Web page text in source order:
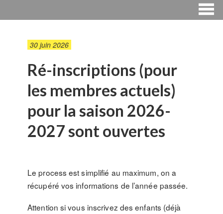
30 juin 2026
Ré-inscriptions (pour
les membres actuels)
pour la saison 2026-
2027 sont ouvertes
Le process est simplifié au maximum, on a
récupéré vos informations de l’année passée.
Attention si vous inscrivez des enfants (déjà